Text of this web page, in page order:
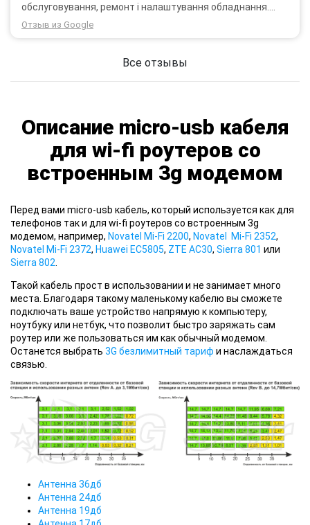
обслуговування, ремонт і налаштування обладнання.
Через 3 роки після покупки я не шкодую про прийняте
тоді рішення придбати обладнання в компанії 3G star
Отзыв из Google
Все отзывы
Описание micro-usb кабеля
для wi-fi роутеров со
встроенным 3g модемом
Перед вами micro-usb кабель, который используется как для
телефонов так и для wi-fi роутеров со встроенным 3g
модемом, например, Novatel Mi-Fi 2200, Novatel Mi-Fi 2352,
Novatel Mi-Fi 2372, Huawei EC5805, ZTE AC30, Sierra 801 или
Sierra 802
Такой кабель прост в использовании и не занимает много
места. Благодаря такому маленькому кабелю вы сможете
подключать ваше устройство напрямую к компьютеру,
ноутбуку или нетбук, что позволит быстро заряжать сам
роутер или же пользоваться им как обычный модемом.
Останется выбрать 3G безлимитный тариф и наслаждаться
связью.
Антенна 36дб
Антенна 24дб
Антенна 19дб